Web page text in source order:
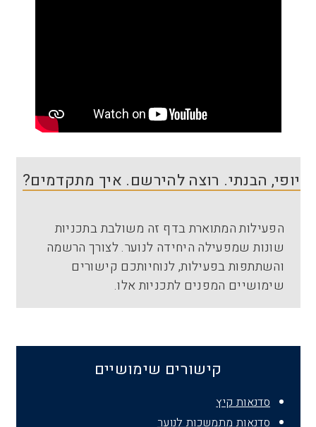
יופי, הבנתי. רוצה להירשם. איך מתקדמים?
הפעילות המתוארת בדף זה משולבת בתכניות
שונות שמפעילה היחידה לנוער. לצורך הרשמה
והשתתפות בפעילות, לנוחיותכם קישורים
שימושיים המפנים לתכניות אלו.
קישורים שימושיים
סדנאות קיץ
סדנאות מתמשכות לנוער